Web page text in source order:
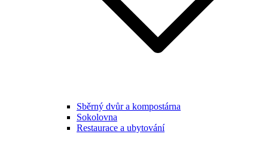
Sběrný dvůr a kompostárna
Sokolovna
Restaurace a ubytování